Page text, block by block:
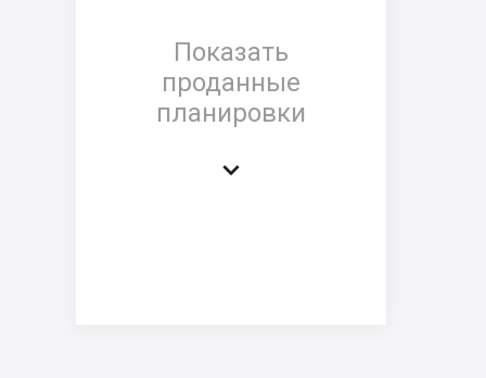
Показать
проданные
планировки
